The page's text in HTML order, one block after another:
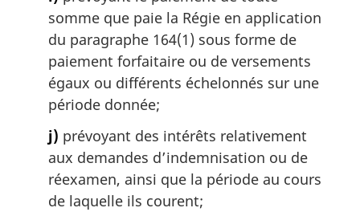
somme que paie la Régie en application
du paragraphe 164(1) sous forme de
paiement forfaitaire ou de versements
égaux ou différents échelonnés sur une
période donnée;
j) prévoyant des intérêts relativement
aux demandes d’indemnisation ou de
réexamen, ainsi que la période au cours
de laquelle ils courent;